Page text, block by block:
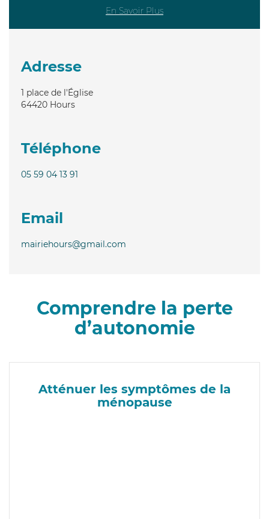
En Savoir Plus
Adresse
1 place de l'Église
64420 Hours
Téléphone
05 59 04 13 91
Email
mairiehours@gmail.com
Comprendre la perte
d’autonomie
Atténuer les symptômes de la
ménopause